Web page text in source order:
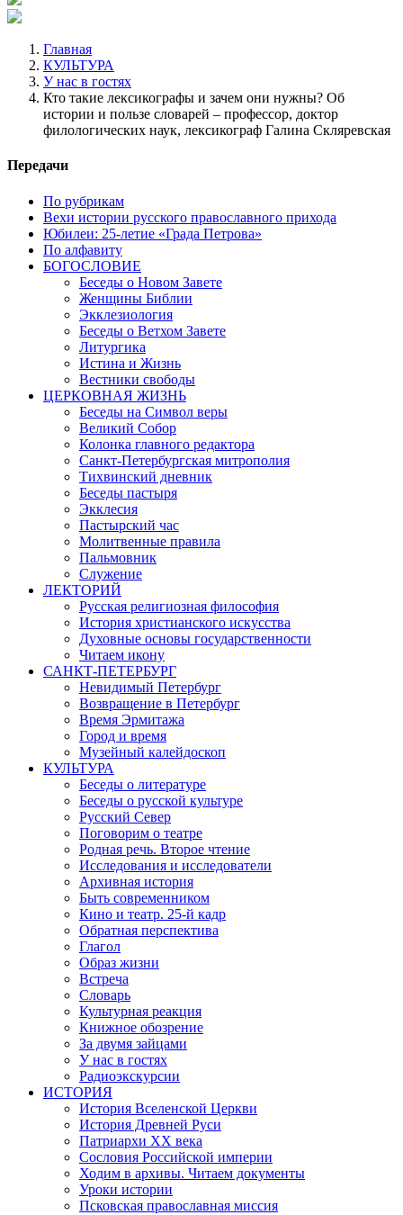
Главная
КУЛЬТУРА
У нас в гостях
Кто такие лексикографы и зачем они нужны? Об
истории и пользе словарей – профессор, доктор
филологических наук, лексикограф Галина Скляревская
Передачи
По рубрикам
Вехи истории русского православного прихода
Юбилеи: 25-летие «Града Петрова»
По алфавиту
БОГОСЛОВИЕ
Беседы о Новом Завете
Женщины Библии
Экклезиология
Беседы о Ветхом Завете
Литургика
Истина и Жизнь
Вестники свободы
ЦЕРКОВНАЯ ЖИЗНЬ
Беседы на Символ веры
Великий Собор
Колонка главного редактора
Санкт-Петербургская митрополия
Тихвинский дневник
Беседы пастыря
Экклесия
Пастырский час
Молитвенные правила
Пальмовник
Служение
ЛЕКТОРИЙ
Русская религиозная философия
История христианского искусства
Духовные основы государственности
Читаем икону
САНКТ-ПЕТЕРБУРГ
Невидимый Петербург
Возвращение в Петербург
Время Эрмитажа
Город и время
Музейный калейдоскоп
КУЛЬТУРА
Беседы о литературе
Беседы о русской культуре
Русский Север
Поговорим о театре
Родная речь. Второе чтение
Исследования и исследователи
Архивная история
Быть современником
Кино и театр. 25-й кадр
Обратная перспектива
Глагол
Образ жизни
Встреча
Словарь
Культурная реакция
Книжное обозрение
За двумя зайцами
У нас в гостях
Радиоэкскурсии
ИСТОРИЯ
История Вселенской Церкви
История Древней Руси
Патриархи XX века
Сословия Российской империи
Ходим в архивы. Читаем документы
Уроки истории
Псковская православная миссия